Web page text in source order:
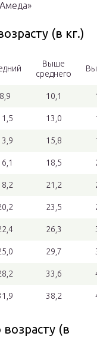
(в кг.)
Выше
среднего
8,9 10,1
13,0
15,8
18,5
21,2
23,5
26,3
29,7
33,6
38,2
(в